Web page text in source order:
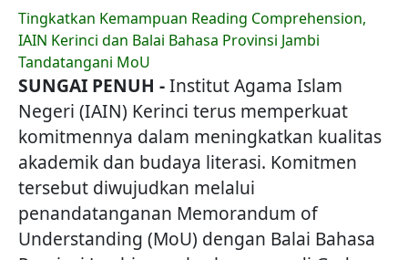
Tingkatkan Kemampuan Reading Comprehension,
IAIN Kerinci dan Balai Bahasa Provinsi Jambi
Tandatangani MoU
SUNGAI PENUH -Institut Agama Islam
Negeri (IAIN) Kerinci terus memperkuat
komitmennya dalam meningkatkan kualitas
akademik dan budaya literasi. Komitmen
tersebut diwujudkan melalui
penandatanganan Memorandum of
Understanding (MoU) dengan Balai Bahasa